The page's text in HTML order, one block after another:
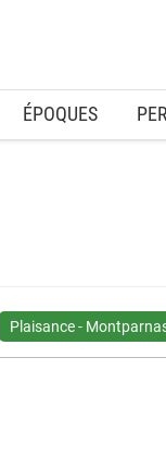
ÉPOQUES
Plaisance -